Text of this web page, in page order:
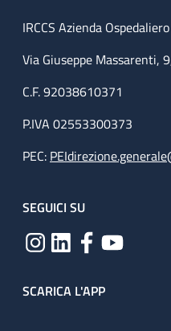
IRCCS Azienda
Via Giuseppe Massarenti,
C.F. 92038610371
P.IVA 02553300373
PEC:
SEGUICI SU
SCARICA L'APP